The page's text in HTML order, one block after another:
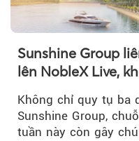
Sunshine Group
lên NobleX Live,
Không chỉ quy tụ ba
Sunshine Group,
tuần này còn gây